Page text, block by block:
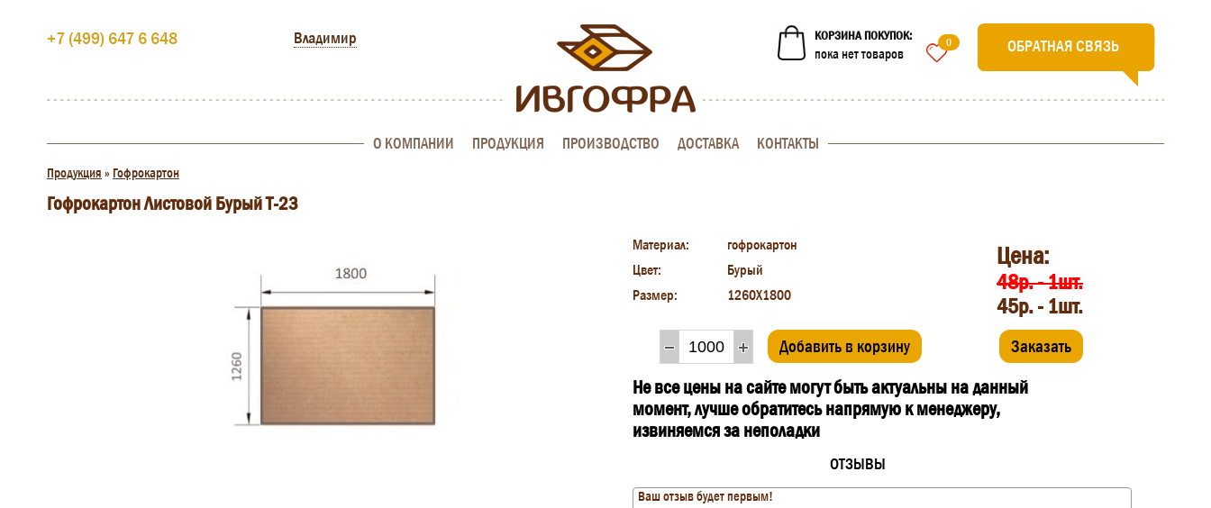
ОБРАТНАЯ СВЯЗЬ
+7 (499) 647 6 648 Владимир КОРЗИНА ПОКУПОК:
пока нет товаров
0
О КОМПАНИИ ПРОДУКЦИЯ ПРОИЗВОДСТВО ДОСТАВКА КОНТАКТЫ
Продукция » Гофрокартон
Гофрокартон Листовой Бурый Т-23
Материал:
гофрокартон
Цвет:
Бурый
Размер:
1260Х1800
Цена:
48р. - 1шт.
45р. - 1шт.
Добавить в корзину Заказать
Не все цены на сайте могут быть актуальны на данный
момент, лучше обратитесь напрямую к менеджеру,
извиняемся за неполадки
ОТЗЫВЫ
Ваш отзыв будет первым!